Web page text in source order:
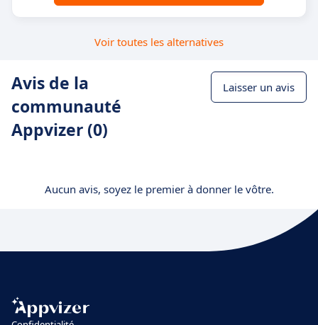
Voir toutes les alternatives
Avis de la
communauté
Appvizer (0)
Laisser un avis
Aucun avis, soyez le premier à donner le vôtre.